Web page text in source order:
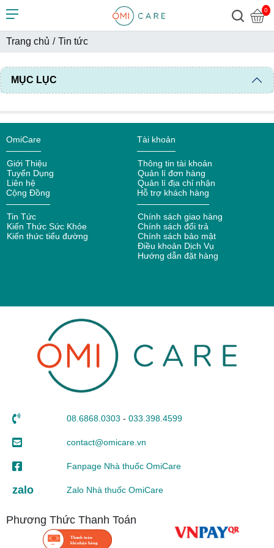
0
Trang chủ / Tin tức
MỤC LỤC
OmiCare
Giới Thiệu
Tuyển Dụng
Liên hệ
Cộng Đồng
Tin Tức
Kiến Thức Sức Khỏe
Kiến thức tiểu đường
Tài khoản
Thông tin tài khoản
Quản lí đơn hàng
Quản lí địa chỉ nhận
Hỗ trợ khách hàng
Chính sách giao hàng
Chính sách đổi trả
Chính sách bảo mật
Điều khoản Dịch Vụ
Hướng dẫn đặt hàng
08.6868.0303 - 033.398.4599
contact@omicare.vn
Fanpage Nhà thuốc OmiCare
zalo Zalo Nhà thuốc OmiCare
Phương Thức Thanh Toán